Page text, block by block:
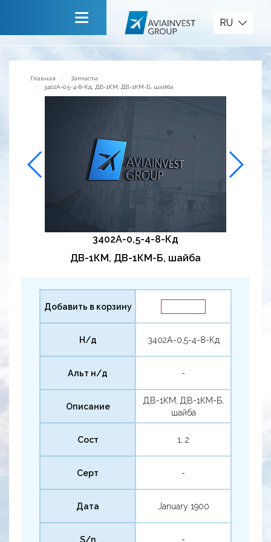
Сервисы
RU
Главная
Запчасти
3402А-0,5-4-8-Кд, ДВ-1КМ, ДВ-1КМ-Б, шайба
3402А-0,5-4-8-Кд
ДВ-1КМ, ДВ-1КМ-Б, шайба
Добавить в корзину
Н/д 3402А-0,5-4-8-Кд
Альт н/д -
Описание
ДВ-1КМ, ДВ-1КМ-Б,
шайба
Сост 1, 2
Серт -
Дата January 1900
S/n -